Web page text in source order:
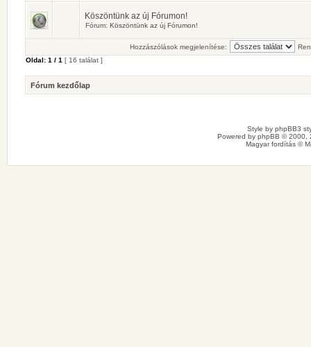
Köszöntünk az új Fórumon!
Fórum: Köszöntünk az új Fórumon!
Hozzászólások megjelenítése:
Oldal: 1 / 1 [ 16 találat ]
Fórum kezdőlap
Style by phpBB3
Powered by phpBB © 2000,
Magyar fordítás ©